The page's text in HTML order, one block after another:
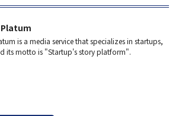
Platum
is a media service that specializes in startups,
its motto is "Startup's story platform".